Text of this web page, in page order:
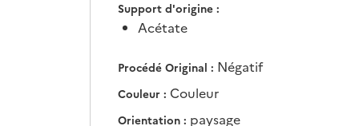
Support d'origine
Acétate
Procédé Original Négatif
Couleur Couleur
Orientation paysage